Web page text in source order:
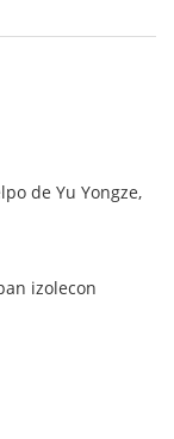
de Yu Yongze,
izolecon